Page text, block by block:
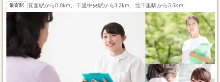
最寄駅 箕面駅から0.8km、千里中央駅から3.2km、北千里駅から3.5km